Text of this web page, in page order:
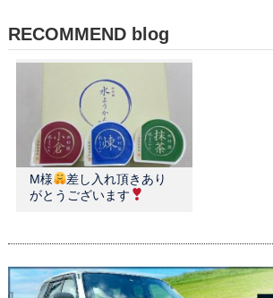
RECOMMEND blog
M様
差し入れ頂きあり
がとうございます